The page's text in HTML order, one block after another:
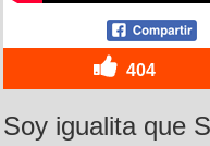
404
Soy igualita que